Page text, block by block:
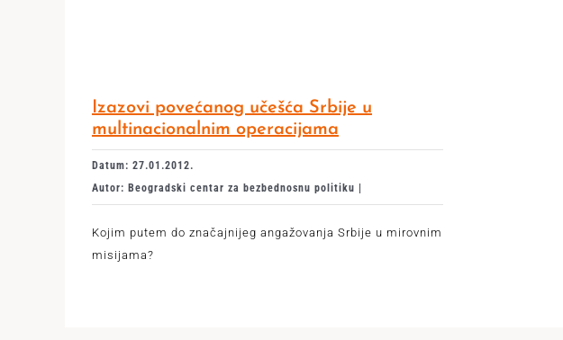
Izazovi povećanog učešća Srbije u
multinacionalnim operacijama
Datum: 27.01.2012.
Autor: Beogradski centar za bezbednosnu politiku |
Kojim putem do značajnijeg angažovanja Srbije u mirovnim
misijama?